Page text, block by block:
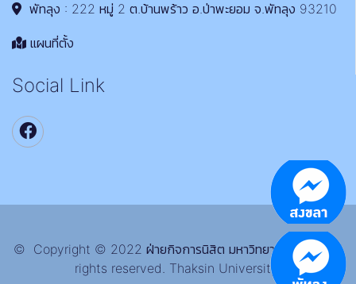
พัทลุง : 222 หมู่ 2 ต.บ้านพร้าว อ.ป่าพะยอม จ.พัทลุง 93210
แผนที่ตั้ง
Social Link
© Copyright © 2022 ฝ่ายกิจการนิสิต มหาวิทยาลัยทักษิณ All
rights reserved. Thaksin University